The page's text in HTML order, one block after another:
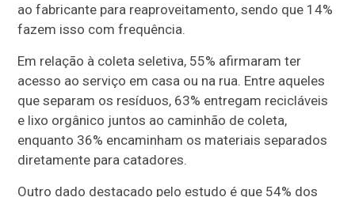
ao fabricante para reaproveitamento, sendo que 14%
fazem isso com frequência.
Em relação à coleta seletiva, 55% afirmaram ter
acesso ao serviço em casa ou na rua. Entre aqueles
que separam os resíduos, 63% entregam recicláveis
e lixo orgânico juntos ao caminhão de coleta,
enquanto 36% encaminham os materiais separados
diretamente para catadores.
Outro dado destacado pelo estudo é que 54% dos